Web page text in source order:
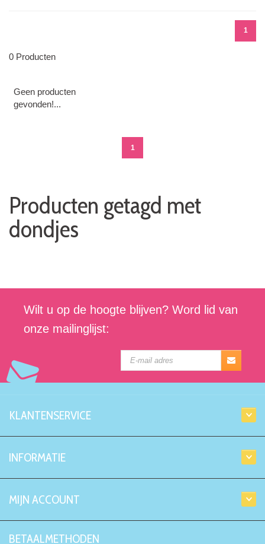
1
0 Producten
Geen producten
gevonden!...
1
Producten getagd met
dondjes
Wilt u op de hoogte blijven? Word lid van
onze mailinglijst:
KLANTENSERVICE
INFORMATIE
MIJN ACCOUNT
BETAALMETHODEN